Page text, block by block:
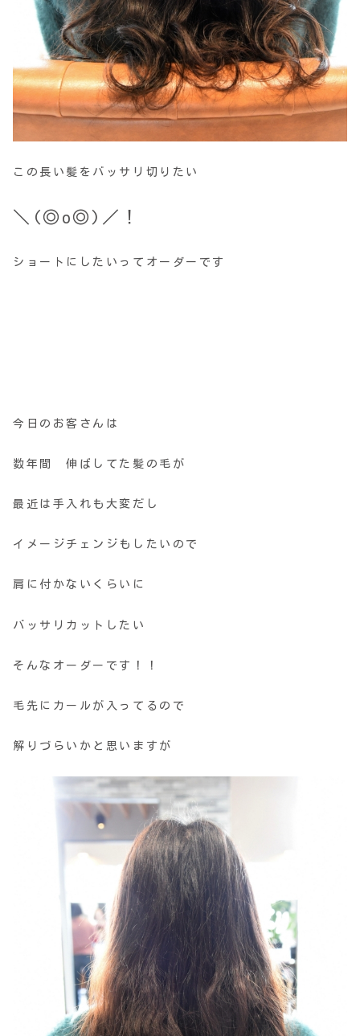
この長い髪をバッサリ切りたい
＼(◎o◎)／！
ショートにしたいってオーダーです
今日のお客さんは
数年間 伸ばしてた髪の毛が
最近は手入れも大変だし
イメージチェンジもしたいので
肩に付かないくらいに
バッサリカットしたい
そんなオーダーです！！
毛先にカールが入ってるので
解りづらいかと思いますが